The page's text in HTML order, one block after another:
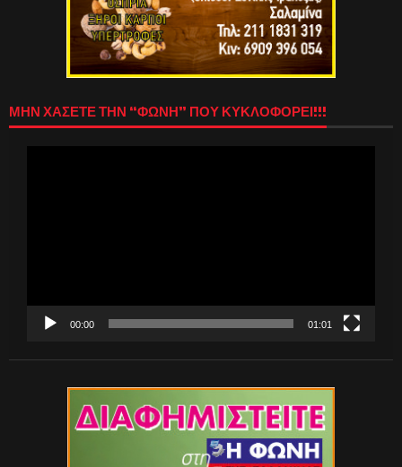
ΜΗΝ ΧΑΣΕΤΕ ΤΗΝ “ΦΩΝΗ” ΠΟΥ ΚΥΚΛΟΦΟΡΕΙ!!!
00:00 01:01